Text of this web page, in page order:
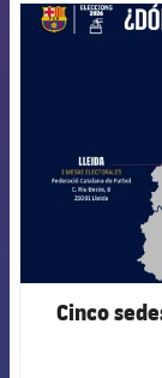
Cinco